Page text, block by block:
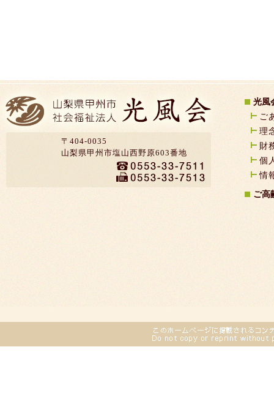
〒404-0035
山梨県甲州市塩山西野原603番地
光風
ご
理
財
個
情
ご高